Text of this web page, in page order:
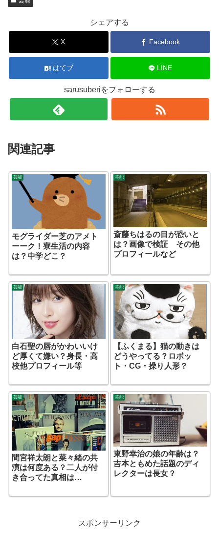
シェアする
X Facebook
はてブ LINE
sarusuberiをフォローする
関連記事
芸能
モグライダー芝のアメト
ーーク！寮生活の内容
は？中学どこ？
芸能
斎藤ちはるの目が恐いと
は？画像で検証 その他
プロフィールなど
芸能
白石聖の唇がかわいいけ
ど厚くて嫌い？身長・高
校他プロフィール等
芸能
【ふくまる】猫の動きは
どうやってる？ロボッ
ト・CG・操り人形？
芸能
間宮祥太朗と菜々緒の共
演は何度ある？二人が付
き合ってた真相は…
芸能
東野幸治の娘の年齢は？
吉本ともめた話題のディ
レクターは長女？
スポンサーリンク